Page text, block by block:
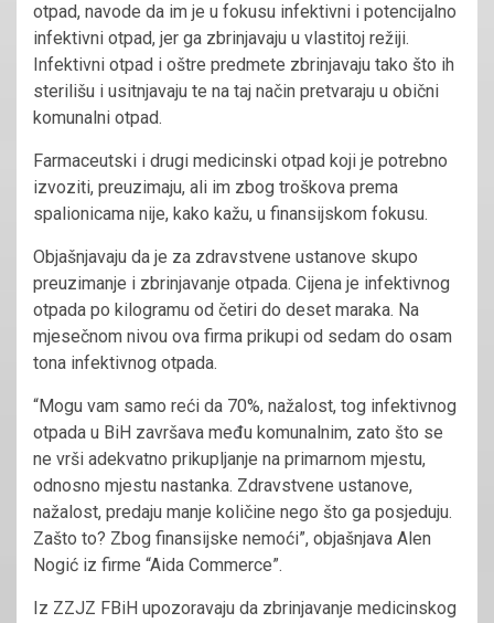
otpad, navode da im je u fokusu infektivni i potencijalno
infektivni otpad, jer ga zbrinjavaju u vlastitoj režiji.
Infektivni otpad i oštre predmete zbrinjavaju tako što ih
sterilišu i usitnjavaju te na taj način pretvaraju u obični
komunalni otpad.
Farmaceutski i drugi medicinski otpad koji je potrebno
izvoziti, preuzimaju, ali im zbog troškova prema
spalionicama nije, kako kažu, u finansijskom fokusu.
Objašnjavaju da je za zdravstvene ustanove skupo
preuzimanje i zbrinjavanje otpada. Cijena je infektivnog
otpada po kilogramu od četiri do deset maraka. Na
mjesečnom nivou ova firma prikupi od sedam do osam
tona infektivnog otpada.
“Mogu vam samo reći da 70%, nažalost, tog infektivnog
otpada u BiH završava među komunalnim, zato što se
ne vrši adekvatno prikupljanje na primarnom mjestu,
odnosno mjestu nastanka. Zdravstvene ustanove,
nažalost, predaju manje količine nego što ga posjeduju.
Zašto to? Zbog finansijske nemoći”, objašnjava Alen
Nogić iz firme “Aida Commerce”.
Iz ZZJZ FBiH upozoravaju da zbrinjavanje medicinskog